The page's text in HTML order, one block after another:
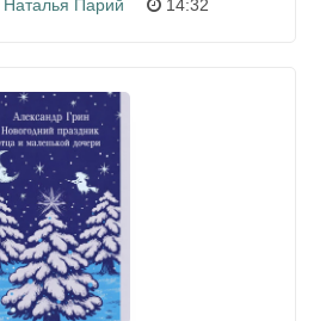
Наталья Парий 14:32